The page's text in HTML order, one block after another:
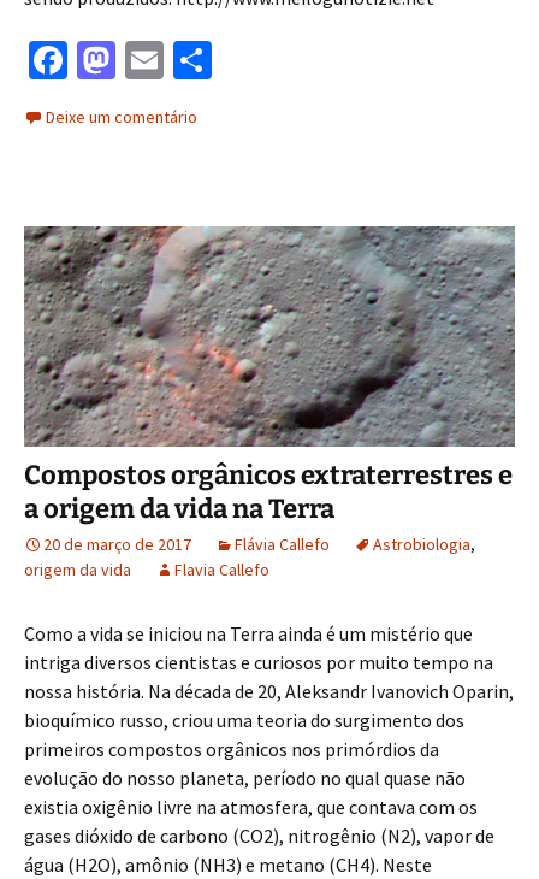
Fa
b
o
k
M
to
o
n
E
m
ai
Deixe um comentário
Compostos orgânicos extraterrestres e
a origem da vida na Terra
20 de março de 2017 Flávia Callefo Astrobiologia,
origem da vida
Flavia Callefo
Como a vida se iniciou na Terra ainda é um mistério que
intriga diversos cientistas e curiosos por muito tempo na
nossa história. Na década de 20, Aleksandr Ivanovich Oparin,
bioquímico russo, criou uma teoria do surgimento dos
primeiros compostos orgânicos nos primórdios da
evolução do nosso planeta, período no qual quase não
existia oxigênio livre na atmosfera, que contava com os
gases dióxido de carbono (CO2), nitrogênio (N2), vapor de
água (H2O), amônio (NH3) e metano (CH4). Neste